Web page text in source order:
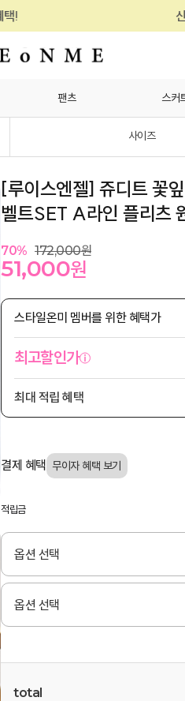
신규 회원가입 및
팬츠 스커
사이즈
[루이스엔젤] 쥬디트 꽃
벨트SET A라인 플리츠
70% 172,000원
51,000원
스타일온미 멤버를 위한 혜택가
최고할인가
최대 적립 혜택
결제 혜택
적립금
total